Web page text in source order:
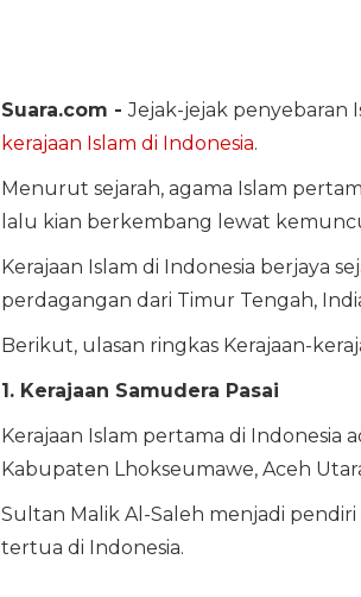
Suara.com -Jejak-jejak penyebaran
kerajaan Islam di Indonesia.
Menurut sejarah, agama Islam
lalu kian berkembang lewat
Kerajaan Islam di Indonesia berjaya
perdagangan dari Timur Tengah,
Berikut, ulasan ringkas Kerajaan-
1. Kerajaan Samudera Pasai
Kerajaan Islam pertama di Indonesia
Kabupaten Lhokseumawe, Aceh
Sultan Malik Al-Saleh menjadi pendiri
tertua di Indonesia.